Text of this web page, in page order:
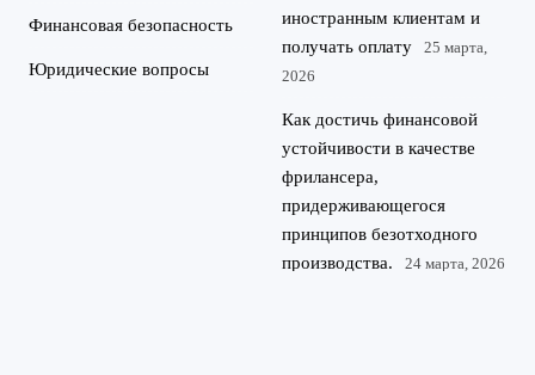
Финансовая безопасность
Юридические вопросы
иностранным клиентам и
получать оплату
25 марта,
2026
Как достичь финансовой
устойчивости в качестве
фрилансера,
придерживающегося
принципов безотходного
производства.
24 марта, 2026